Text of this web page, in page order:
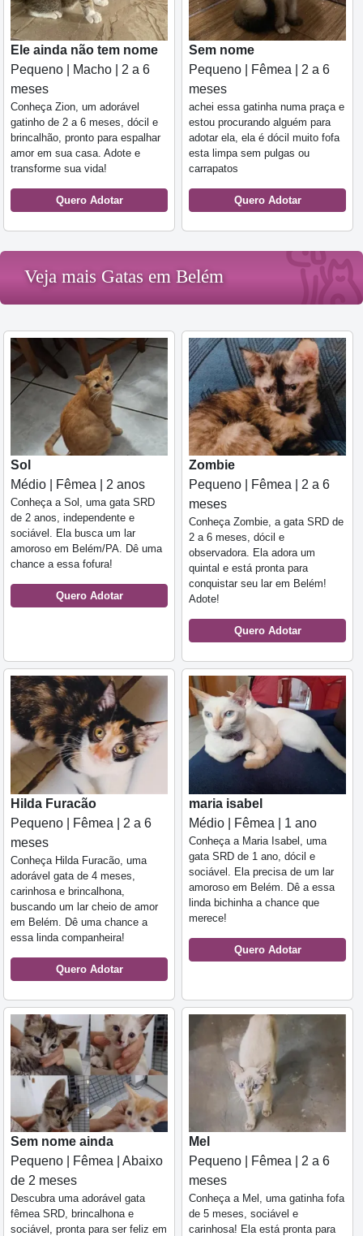
Ele ainda não tem nome
Pequeno | Macho | 2 a 6
meses
Conheça Zion, um adorável
gatinho de 2 a 6 meses, dócil e
brincalhão, pronto para espalhar
amor em sua casa. Adote e
transforme sua vida!
Quero Adotar
Sem nome
Pequeno | Fêmea | 2 a 6
meses
achei essa gatinha numa praça e
estou procurando alguém para
adotar ela, ela é dócil muito fofa
esta limpa sem pulgas ou
carrapatos
Quero Adotar
Veja mais Gatas em Belém
Sol
Médio | Fêmea | 2 anos
Conheça a Sol, uma gata SRD
de 2 anos, independente e
sociável. Ela busca um lar
amoroso em Belém/PA. Dê uma
chance a essa fofura!
Quero Adotar
Zombie
Pequeno | Fêmea | 2 a 6
meses
Conheça Zombie, a gata SRD de
2 a 6 meses, dócil e
observadora. Ela adora um
quintal e está pronta para
conquistar seu lar em Belém!
Adote!
Quero Adotar
Hilda Furacão
Pequeno | Fêmea | 2 a 6
meses
Conheça Hilda Furacão, uma
adorável gata de 4 meses,
carinhosa e brincalhona,
buscando um lar cheio de amor
em Belém. Dê uma chance a
essa linda companheira!
Quero Adotar
maria isabel
Médio | Fêmea | 1 ano
Conheça a Maria Isabel, uma
gata SRD de 1 ano, dócil e
sociável. Ela precisa de um lar
amoroso em Belém. Dê a essa
linda bichinha a chance que
merece!
Quero Adotar
Sem nome ainda
Pequeno | Fêmea | Abaixo
de 2 meses
Descubra uma adorável gata
fêmea SRD, brincalhona e
sociável, pronta para ser feliz em
Mel
Pequeno | Fêmea | 2 a 6
meses
Conheça a Mel, uma gatinha fofa
de 5 meses, sociável e
carinhosa! Ela está pronta para